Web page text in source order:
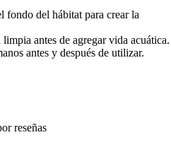
fondo del hábitat para crear la
antes de agregar vida acuática.
antes y después de utilizar.
reseñas